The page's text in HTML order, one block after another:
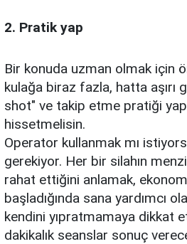
2. Pratik yap
Bir konuda uzman olmak için
kulağa biraz fazla, hatta aşırı
shot" ve takip etme pratiği
hissetmelisin.
Operator kullanmak mı
gerekiyor. Her bir silahın
rahat ettiğini anlamak,
başladığında sana yardımcı
kendini yıpratmamaya dikkat
dakikalık seanslar sonuç